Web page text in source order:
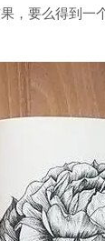
，要么得到一